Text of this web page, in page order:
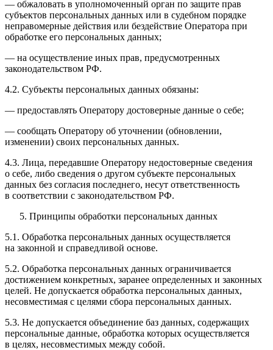
— обжаловать в уполномоченный орган по защите прав
субъектов персональных данных или в судебном порядке
неправомерные действия или бездействие Оператора при
обработке его персональных данных;
— на осуществление иных прав, предусмотренных
законодательством РФ.
4.2. Субъекты персональных данных обязаны:
— предоставлять Оператору достоверные данные о себе;
— сообщать Оператору об уточнении (обновлении,
изменении) своих персональных данных.
4.3. Лица, передавшие Оператору недостоверные сведения
о себе, либо сведения о другом субъекте персональных
данных без согласия последнего, несут ответственность
в соответствии с законодательством РФ.
Принципы обработки персональных данных
5.1. Обработка персональных данных осуществляется
на законной и справедливой основе.
5.2. Обработка персональных данных ограничивается
достижением конкретных, заранее определенных и законных
целей. Не допускается обработка персональных данных,
несовместимая с целями сбора персональных данных.
5.3. Не допускается объединение баз данных, содержащих
персональные данные, обработка которых осуществляется
в целях, несовместимых между собой.